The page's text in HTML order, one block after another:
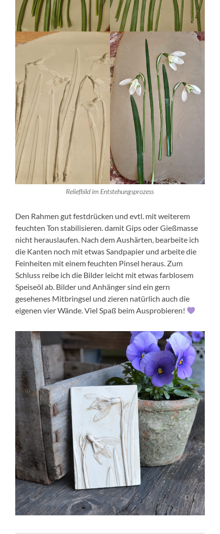
Reliefbild im Entstehungsprozess
Den Rahmen gut festdrücken und evtl. mit weiterem
feuchten Ton stabilisieren. damit Gips oder Gießmasse
nicht herauslaufen. Nach dem Aushärten, bearbeite ich
die Kanten noch mit etwas Sandpapier und arbeite die
Feinheiten mit einem feuchten Pinsel heraus. Zum
Schluss reibe ich die Bilder leicht mit etwas farblosem
Speiseöl ab. Bilder und Anhänger sind ein gern
gesehenes Mitbringsel und zieren natürlich auch die
eigenen vier Wände. Viel Spaß beim Ausprobieren!